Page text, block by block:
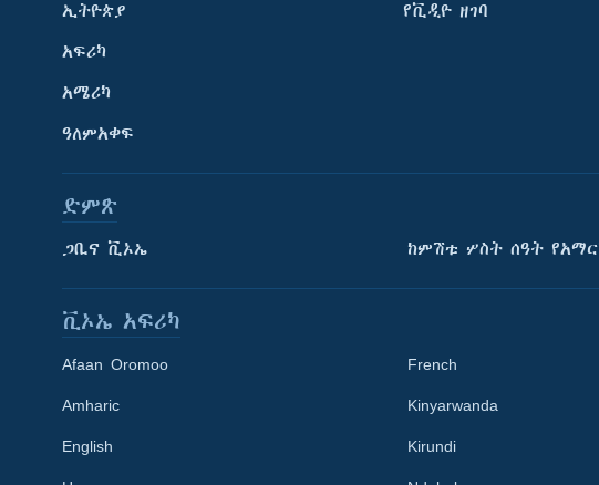
Learning English
ኢትዮጵያ
አፍሪካ
አሜሪካ
ዓለምአቀፍ
የቪዲዮ ዘገባ
ድምጽ
ጋቢና ቪኦኤ ከምሽቱ ሦስት ሰዓት
ቪኦኤ አፍሪካ
Afaan Oromoo
Amharic
English
French
Kinyarwanda
Kirundi